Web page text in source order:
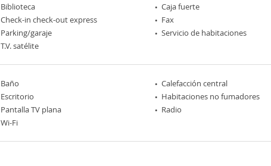
Biblioteca
Caja fuerte
Check-in check-out express
Fax
Parking/garaje
Servicio de habitaciones
T.V. satélite
Baño
Calefacción central
Escritorio
Habitaciones no fumadores
Pantalla TV plana
Radio
Wi-Fi